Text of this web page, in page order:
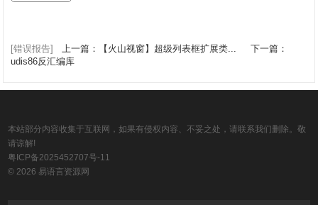
[错误报告] 上一篇：【火山视窗】超级列表框扩展类...
下一篇：
udis86反汇编库
本站部分内容收集于互联网，如果有侵权内容、不妥之处，请联系我们删除。敬
请谅解!
粤ICP备2025452707号-11
© 2026 易语言资源网